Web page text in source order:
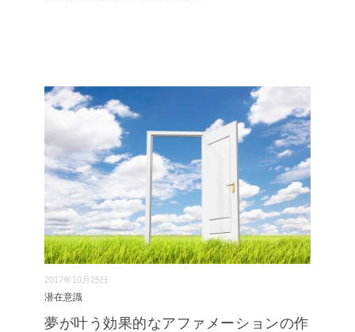
2017年10月25日
潜在意識
夢が叶う効果的なアファメーションの作